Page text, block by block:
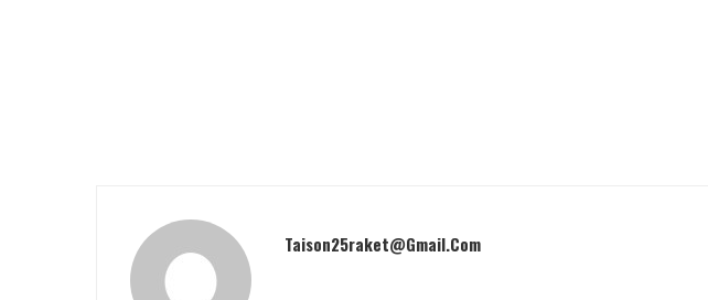
Taison25raket@gmail.com